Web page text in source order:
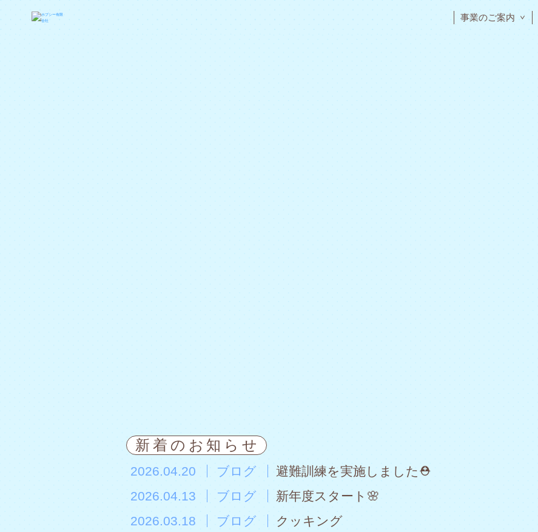
事業のご案内
新着のお知らせ
2026.04.20 ブログ
避難訓練を実施しました⛑
2026.04.13
ブログ
新年度スタート🌸
2026.03.18
ブログ クッキング